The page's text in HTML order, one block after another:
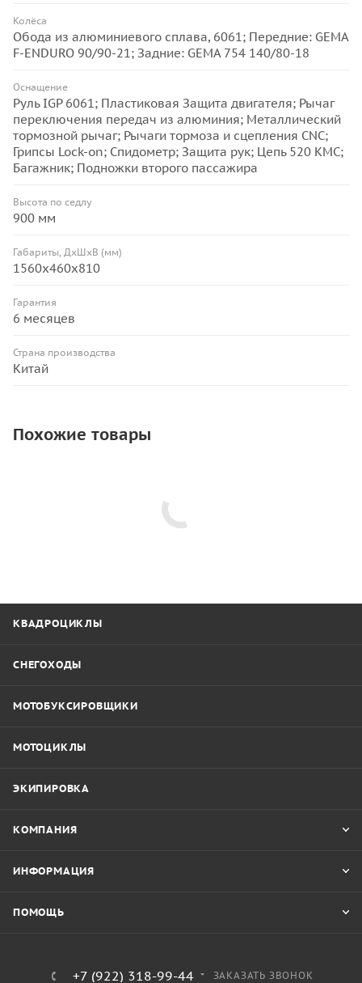
Колёса
Обода из алюминиевого сплава, 6061; Передние: GEMA
F-ENDURO 90/90-21; Задние: GEMA 754 140/80-18
Оснащение
Руль IGP 6061; Пластиковая Защита двигателя; Рычаг
переключения передач из алюминия; Металлический
тормозной рычаг; Рычаги тормоза и сцепления CNC;
Грипсы Lock-on; Спидометр; Защита рук; Цепь 520 КМС;
Багажник; Подножки второго пассажира
Высота по седлу
900 мм
Габариты, ДхШхВ (мм)
1560x460x810
Гарантия
6 месяцев
Страна производства
Китай
Похожие товары
КВАДРОЦИКЛЫ
СНЕГОХОДЫ
МОТОБУКСИРОВЩИКИ
МОТОЦИКЛЫ
ЭКИПИРОВКА
КОМПАНИЯ
ИНФОРМАЦИЯ
ПОМОЩЬ
+7 (922) 318-99-44 ЗАКАЗАТЬ ЗВОНОК